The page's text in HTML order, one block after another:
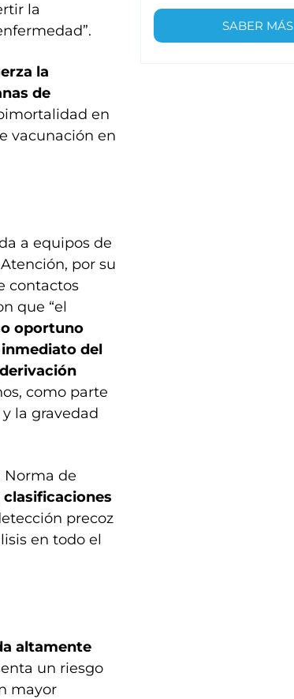
la
la
de
en
vacunación en
a equipos de
por su
contactos
que “el
oportuno
del
como parte
la gravedad
Norma de
precoz
en todo el
altamente
un riesgo
mayor
SABER MÁS